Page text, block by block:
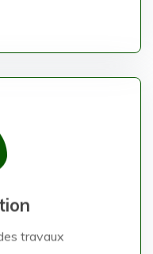
travaux
travaux